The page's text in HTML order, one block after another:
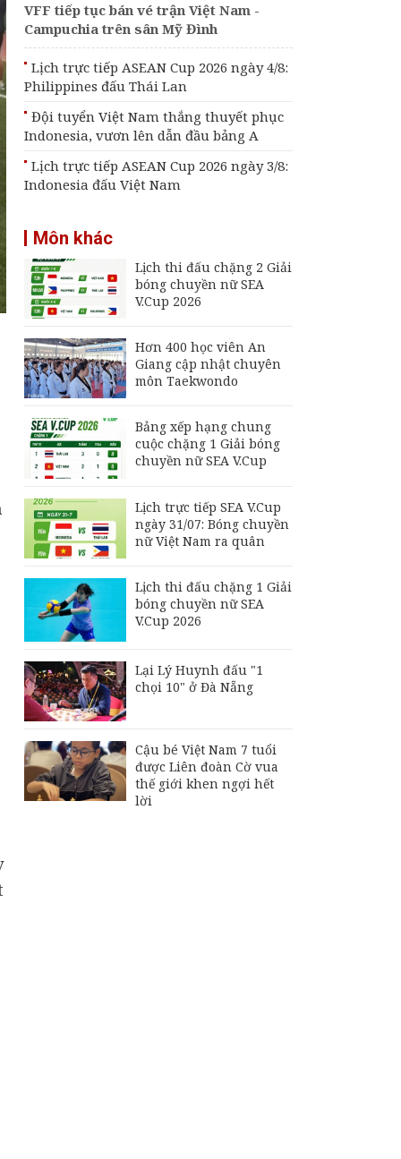
VFF tiếp tục bán vé
trận Việt Nam -
Campuchia trên sân
Mỹ Đình
Bảng xếp hạng chung
bóng chuyền nữ SEA
V.Cup
VFF tiếp tục bán vé trận Việt Nam -
Campuchia trên sân Mỹ Đình
Lịch trực tiếp ASEAN Cup 2026 ngày 4/8:
Philippines đấu Thái Lan
Đội tuyển Việt Nam thắng thuyết phục
Indonesia, vươn lên dẫn đầu bảng A
Lịch trực tiếp ASEAN Cup 2026 ngày 3/8:
Indonesia đấu Việt Nam
Môn khác
Lịch thi đấu chặng 2 Giải
bóng chuyền nữ SEA
V.Cup 2026
Hơn 400 học viên An
Giang cập nhật chuyên
môn Taekwondo
Bảng xếp hạng chung
cuộc chặng 1 Giải bóng
chuyền nữ SEA V.Cup
Lịch trực tiếp SEA V.Cup
ngày 31/07: Bóng chuyền
nữ Việt Nam ra quân
Lịch thi đấu chặng 1 Giải
bóng chuyền nữ SEA
V.Cup 2026
Lại Lý Huynh đấu "1
chọi 10" ở Đà Nẵng
Cậu bé Việt Nam 7 tuổi
được Liên đoàn Cờ vua
thế giới khen ngợi hết
lời